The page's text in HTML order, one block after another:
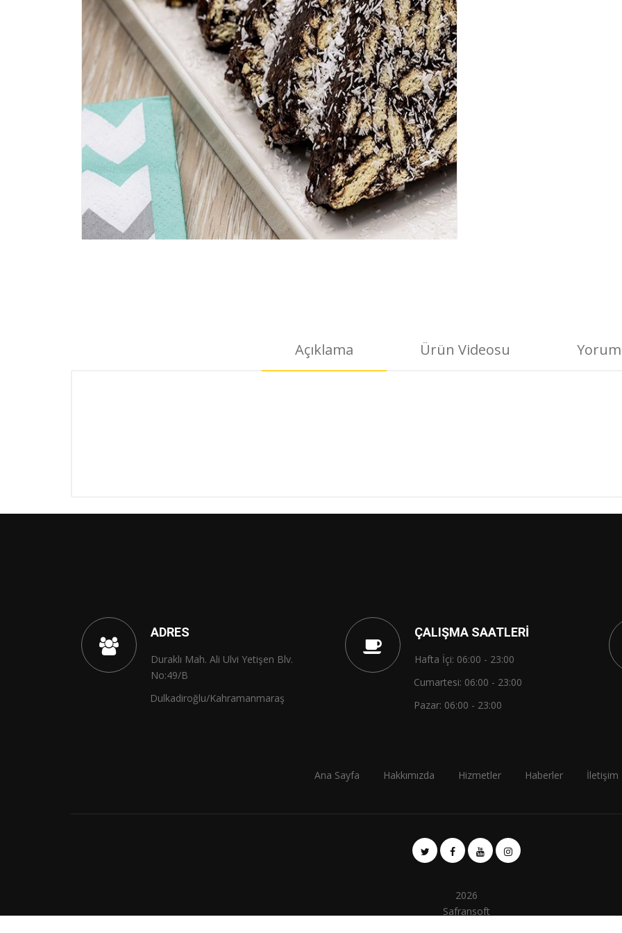
Açıklama Ürün Videosu
ADRES
Duraklı Mah. Ali Ulvi Yetişen Blv.
No:49/B
Dulkadiroğlu/Kahramanmaraş
ÇALIŞMA SAATLERI
Hafta İçi: 06:00 - 23:00
Cumartesi: 06:00 - 23:00
Pazar: 06:00 - 23:00
Ana Sayfa Hakkımızda Hizmetler Haberler İletişim
2026
Safransoft